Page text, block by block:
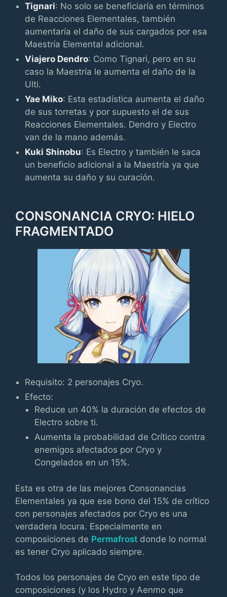
Tignari: No solo se beneficiaría en términos
de Reacciones Elementales, también
aumentaría el daño de sus cargados por esa
Maestría Elemental adicional.
Viajero Dendro: Como Tignari, pero en su
caso la Maestría le aumenta el daño de la
Ulti.
Yae Miko: Esta estadística aumenta el daño
de sus torretas y por supuesto el de sus
Reacciones Elementales. Dendro y Electro
van de la mano además.
Kuki Shinobu: Es Electro y también le saca
un beneficio adicional a la Maestría ya que
aumenta su daño y su curación.
CONSONANCIA CRYO: HIELO
FRAGMENTADO
Requisito: 2 personajes Cryo.
Efecto:
Reduce un 40% la duración de efectos de
Electro sobre ti.
Aumenta la probabilidad de Crítico contra
enemigos afectados por Cryo y
Congelados en un 15%.
Esta es otra de las mejores Consonancias
Elementales ya que ese bono del 15% de crítico
con personajes afectados por Cryo es una
verdadera locura. Especialmente en
composiciones de Permafrost donde lo normal
es tener Cryo aplicado siempre.
Todos los personajes de Cryo en este tipo de
composiciones (y los Hydro y Aenmo que